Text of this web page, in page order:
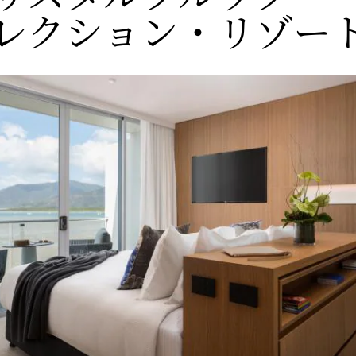
クション・リゾー